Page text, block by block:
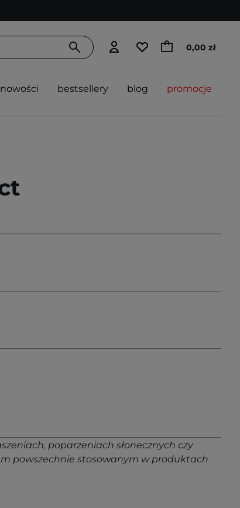
0,00 zł
nowości bestsellery blog promocje
poparzeniach słonecznych czy
powszechnie stosowanym w produktach